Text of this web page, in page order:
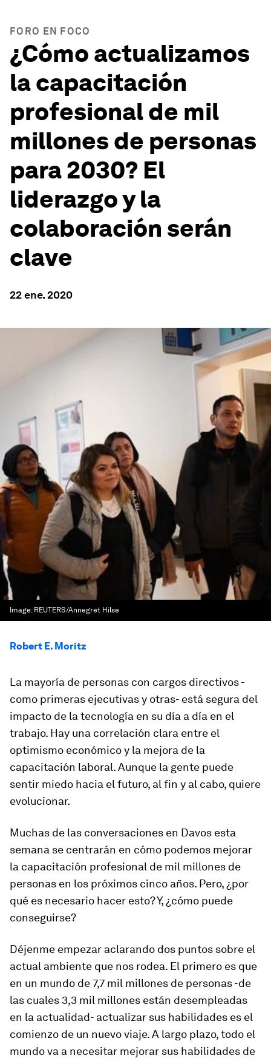
FORO EN FOCO
¿Cómo actualizamos
la capacitación
profesional de mil
millones de personas
para 2030? El
liderazgo y la
colaboración serán
clave
22 ene. 2020
Image: REUTERS/Annegret Hilse
Robert E. Moritz
La mayoría de personas con cargos directivos -
como primeras ejecutivas y otras- está segura del
impacto de la tecnología en su día a día en el
trabajo. Hay una correlación clara entre el
optimismo económico y la mejora de la
capacitación laboral. Aunque la gente puede
sentir miedo hacia el futuro, al fin y al cabo, quiere
evolucionar.
Muchas de las conversaciones en Davos esta
semana se centrarán en cómo podemos mejorar
la capacitación profesional de mil millones de
personas en los próximos cinco años. Pero, ¿por
qué es necesario hacer esto? Y, ¿cómo puede
conseguirse?
Déjenme empezar aclarando dos puntos sobre el
actual ambiente que nos rodea. El primero es que
en un mundo de 7,7 mil millones de personas -de
las cuales 3,3 mil millones están desempleadas
en la actualidad- actualizar sus habilidades es el
comienzo de un nuevo viaje. A largo plazo, todo el
mundo va a necesitar mejorar sus habilidades de